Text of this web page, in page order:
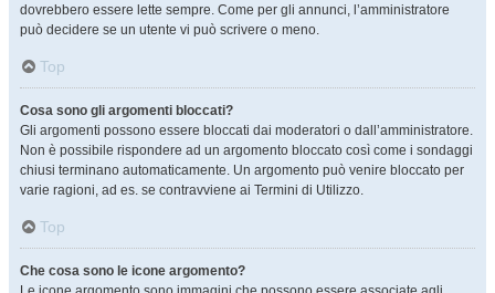
dovrebbero essere lette sempre. Come per gli annunci, l’amministratore
può decidere se un utente vi può scrivere o meno.
Top
Cosa sono gli argomenti bloccati?
Gli argomenti possono essere bloccati dai moderatori o dall’amministratore.
Non è possibile rispondere ad un argomento bloccato così come i sondaggi
chiusi terminano automaticamente. Un argomento può venire bloccato per
varie ragioni, ad es. se contravviene ai Termini di Utilizzo.
Top
Che cosa sono le icone argomento?